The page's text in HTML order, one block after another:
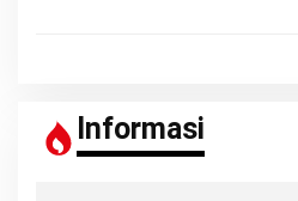
Informasi